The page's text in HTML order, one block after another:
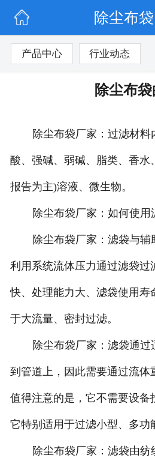
产品中心 行业动态
除尘布
除尘布袋厂家：过滤材
酸、强碱、弱碱、脂类、香水
报告为主)溶液、微生物。
除尘布袋厂家：如何使用
除尘布袋厂家：滤袋与辅
利用系统流体压力通过滤袋过
快、处理能力大、滤袋使用寿
于大流量、密封过滤。
除尘布袋厂家：滤袋通
到管道上，因此需要通过流体
值得注意的是，它不需要设备
它特别适用于过滤小型、多功
除尘布袋厂家：滤袋由纺